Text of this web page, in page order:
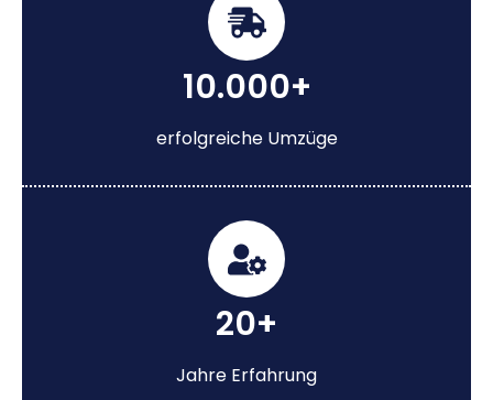
10.000+
erfolgreiche Umzüge
20+
Jahre Erfahrung